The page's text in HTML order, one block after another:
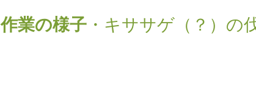
作業の様子 ・キササゲ（？）の